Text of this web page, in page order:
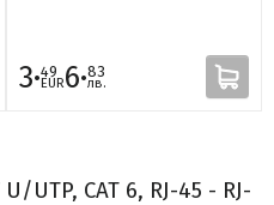
3·49
EUR6·83
лв.
UTP, CAT 6, RJ-45 - RJ-